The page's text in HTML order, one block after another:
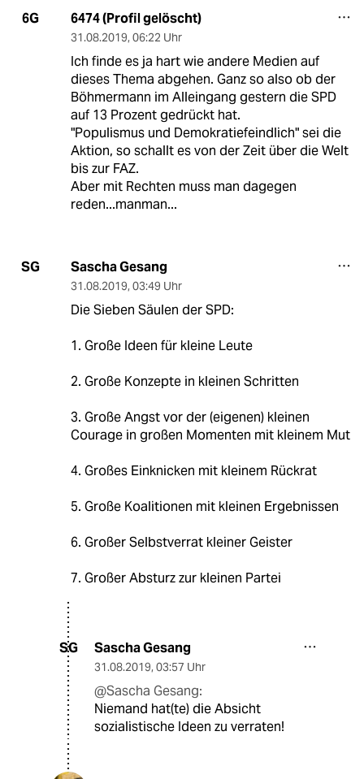
6G 6474 (Profil gelöscht)
31.08.2019, 06:22 Uhr
Ich finde es ja hart wie andere Medien auf
dieses Thema abgehen. Ganz so also ob der
Böhmermann im Alleingang gestern die SPD
auf 13 Prozent gedrückt hat.
"Populismus und Demokratiefeindlich" sei die
Aktion, so schallt es von der Zeit über die Welt
bis zur FAZ.
Aber mit Rechten muss man dagegen
reden...manman...
SG Sascha Gesang
31.08.2019, 03:49 Uhr
Die Sieben Säulen der SPD:
1. Große Ideen für kleine Leute
2. Große Konzepte in kleinen Schritten
3. Große Angst vor der (eigenen) kleinen
Courage in großen Momenten mit kleinem Mut
4. Großes Einknicken mit kleinem Rückrat
5. Große Koalitionen mit kleinen Ergebnissen
6. Großer Selbstverrat kleiner Geister
7. Großer Absturz zur kleinen Partei
SG Sascha Gesang
31.08.2019, 03:57 Uhr
@Sascha Gesang:
Niemand hat(te) die Absicht
sozialistische Ideen zu verraten!